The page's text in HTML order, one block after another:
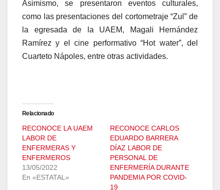
Asimismo, se presentaron eventos culturales,
como las presentaciones del cortometraje “Zul” de
la egresada de la UAEM, Magali Hernández
Ramírez y el cine performativo “Hot water”, del
Cuarteto Nápoles, entre otras actividades.
Relacionado
RECONOCE LA UAEM
LABOR DE
ENFERMERAS Y
ENFERMEROS
13/05/2022
En «ESTATAL»
RECONOCE CARLOS
EDUARDO BARRERA
DÍAZ LABOR DE
PERSONAL DE
ENFERMERÍA DURANTE
PANDEMIA POR COVID-
19